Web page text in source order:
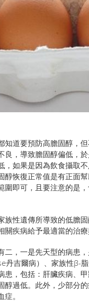
知道要預防高膽固醇，
，導致膽固醇偏低，
，如果是因為飲食攝取
恢復正常值是有正面
圍即可，且要注意的是
族性遺傳所導致的低膽
疾病給予最適當的治療
，一是先天型的病患
丹吉爾病）、家族性β-
，包括：肝臟疾病、甲
醇過低。此外，少部分
。